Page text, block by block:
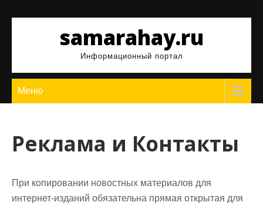
samarahay.ru
Информационный портал
Меню
Реклама и Контакты
При копировании новостных материалов для
интернет-изданий обязательна прямая открытая для